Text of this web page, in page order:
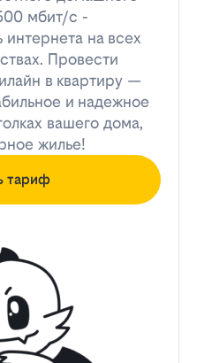
мбит/с -
интернета на всех
Провести
в квартиру —
и надежное
вашего дома,
жилье!
тариф